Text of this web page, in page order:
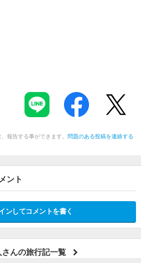
報告する事ができます。 問題のある投稿を連絡する
ント
ンしてコメントを書く
さんの旅行記一覧